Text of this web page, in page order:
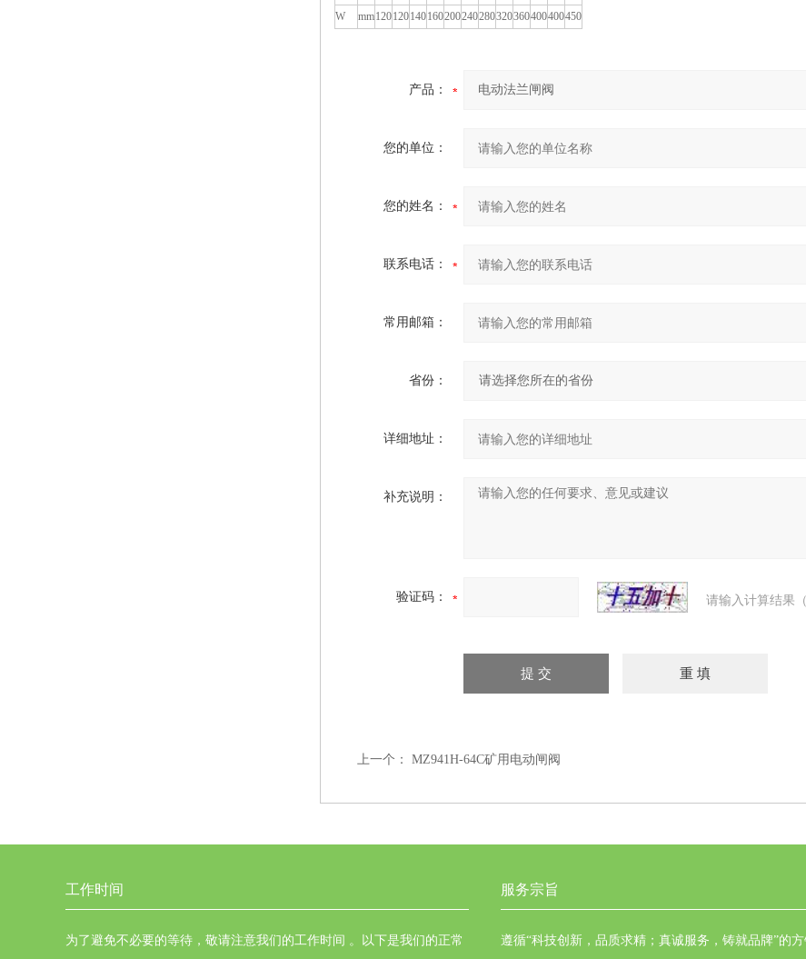
W
mm120120140160200240280320360400400450
产品：
您的单位：
您的姓名：
联系电话：
常用邮箱：
省份：
详细地址：
补充说明：
验证码： 请输入计算结果
上一个： MZ941H-64C矿用电动闸阀
工作时间
为了避免不必要的等待，敬请注意我们的工作时间 。以下是我们的正常
服务宗旨
遵循“科技创新，品质求精；真诚服务，铸就品牌”的